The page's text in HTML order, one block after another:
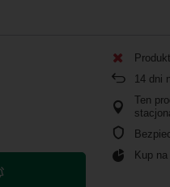
14 dni
Ten
Kup